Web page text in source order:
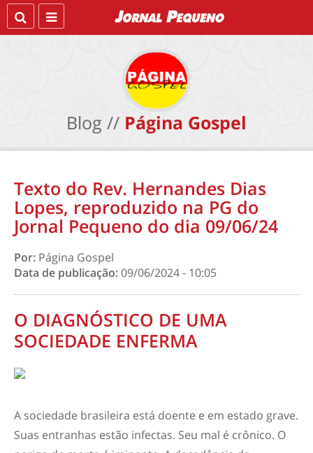
Blog // Página Gospel
Texto do Rev. Hernandes Dias
Lopes, reproduzido na PG do
Jornal Pequeno do dia 09/06/24
Por: Página Gospel
Data de publicação:09/06/2024 - 10:05
O DIAGNÓSTICO DE UMA
SOCIEDADE ENFERMA
A sociedade brasileira está doente e em estado grave.
Suas entranhas estão infectas. Seu mal é crônico. O